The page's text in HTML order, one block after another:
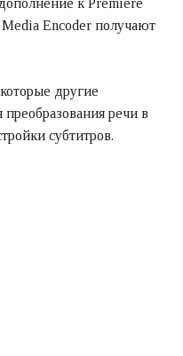
к Premiere
Encoder получают
другие
речи в
субтитров.